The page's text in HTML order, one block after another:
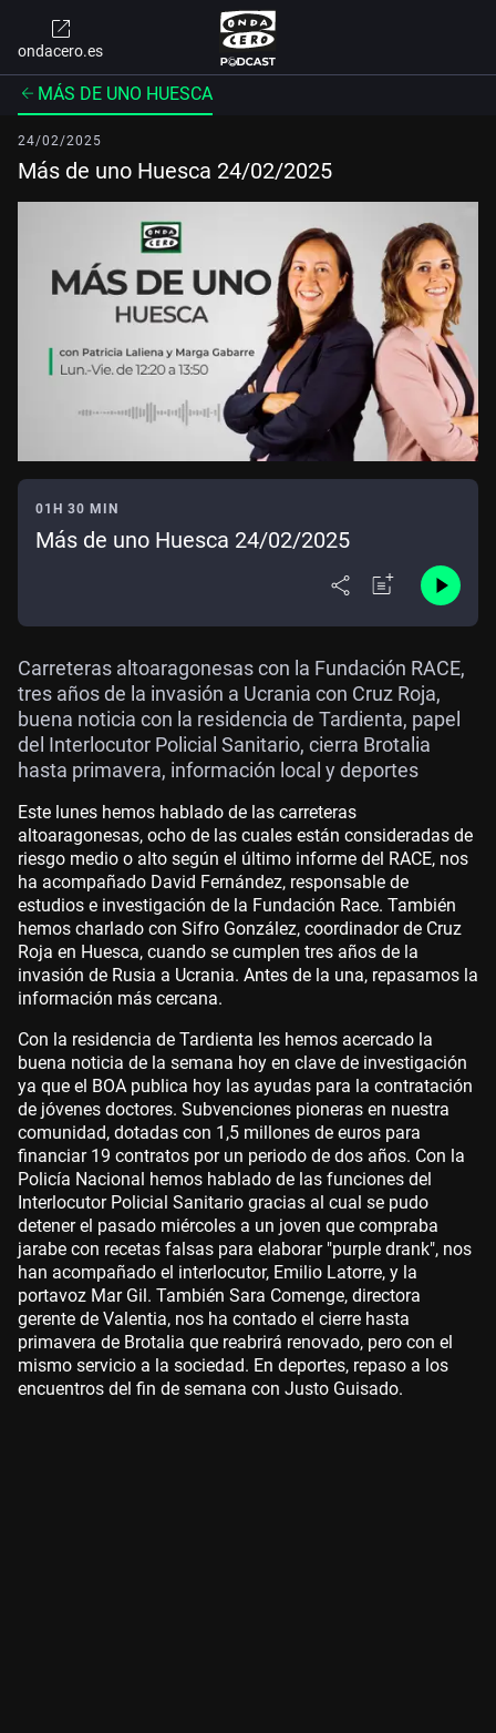
ondacero.es
MÁS DE UNO HUESCA
24/02/2025
Más de uno Huesca 24/02/2025
01H 30 MIN
Más de uno Huesca 24/02/2025
Carreteras altoaragonesas con la Fundación RACE,
tres años de la invasión a Ucrania con Cruz Roja,
buena noticia con la residencia de Tardienta, papel
del Interlocutor Policial Sanitario, cierra Brotalia
hasta primavera, información local y deportes
Este lunes hemos hablado de las carreteras
altoaragonesas, ocho de las cuales están consideradas de
riesgo medio o alto según el último informe del RACE, nos
ha acompañado David Fernández, responsable de
estudios e investigación de la Fundación Race. También
hemos charlado con Sifro González, coordinador de Cruz
Roja en Huesca, cuando se cumplen tres años de la
invasión de Rusia a Ucrania. Antes de la una, repasamos la
información más cercana.
Con la residencia de Tardienta les hemos acercado la
buena noticia de la semana hoy en clave de investigación
ya que el BOA publica hoy las ayudas para la contratación
de jóvenes doctores. Subvenciones pioneras en nuestra
comunidad, dotadas con 1,5 millones de euros para
financiar 19 contratos por un periodo de dos años. Con la
Policía Nacional hemos hablado de las funciones del
Interlocutor Policial Sanitario gracias al cual se pudo
detener el pasado miércoles a un joven que compraba
jarabe con recetas falsas para elaborar "purple drank", nos
han acompañado el interlocutor, Emilio Latorre, y la
portavoz Mar Gil. También Sara Comenge, directora
gerente de Valentia, nos ha contado el cierre hasta
primavera de Brotalia que reabrirá renovado, pero con el
mismo servicio a la sociedad. En deportes, repaso a los
encuentros del fin de semana con Justo Guisado.